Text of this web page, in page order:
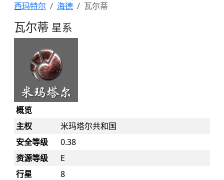
西玛特尔 海德 瓦尔蒂
瓦尔蒂 星系
概览
主权
米玛塔尔共和国
安全等级
0.38
资源等级
E
行星
8